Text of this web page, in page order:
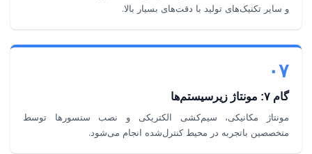
و سایر تکنیک‌های تولید با دقت‌های بسیار بالا.
۰۷
گام ۷: مونتاژ زیرسیستم‌ها
مونتاژ مکانیکی، سیم‌کشی الکتریکی و نصب سنسورها توسط
متخصصین باتجربه در محیط کنترل‌شده انجام می‌شود.